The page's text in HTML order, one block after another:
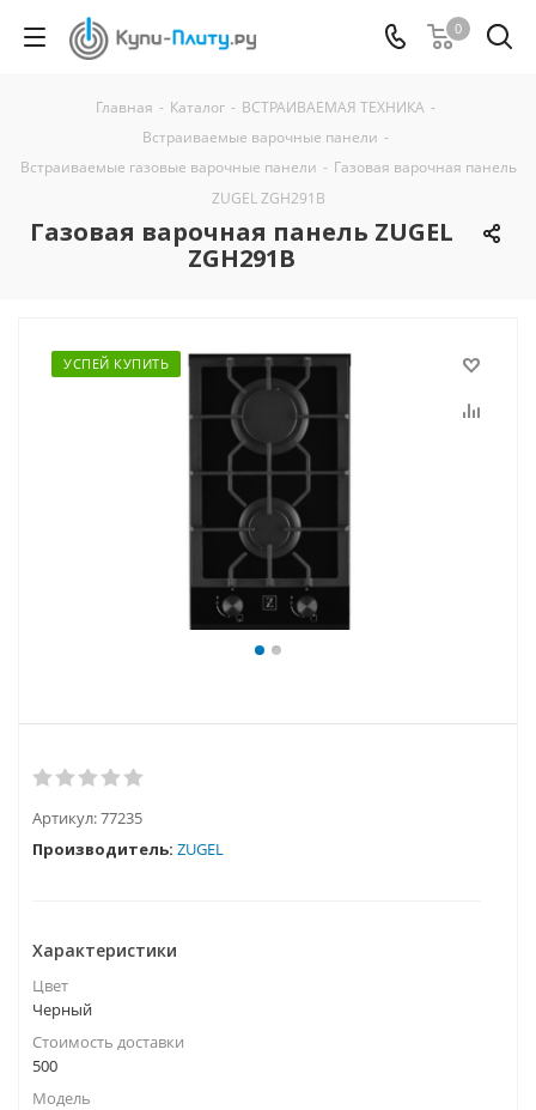
0
Главная - Каталог - ВСТРАИВАЕМАЯ ТЕХНИКА -
Встраиваемые варочные панели -
Встраиваемые газовые варочные панели - Газовая варочная панель
ZUGEL ZGH291B
Газовая варочная панель ZUGEL
ZGH291B
УСПЕЙ КУПИТЬ
Артикул:77235
Производитель: ZUGEL
Характеристики
Цвет
Черный
Стоимость доставки
500
Модель